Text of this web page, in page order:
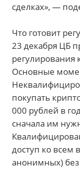
сделках», —
Что готовит
23 декабря ЦБ
регулирования
Основные
покупать
000 рублей в
сначала им
доступ ко всем
анонимных)